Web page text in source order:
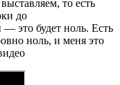
то есть
до
это будет ноль. Есть
ноль, и меня это